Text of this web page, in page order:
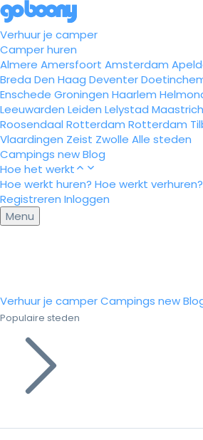
Verhuur je camper
Camper huren
Almere Amersfoort Amsterdam
Breda Den Haag Deventer
Enschede Groningen Haarlem
Leeuwarden Leiden Lelystad
Roosendaal Rotterdam Rotterdam
Vlaardingen Zeist Zwolle Alle steden
Campings newBlog
Hoe het werkt
Hoe werkt huren? Hoe werkt verhuren?
Registreren Inloggen
Menu
Verhuur je camperCampings new
Populaire steden